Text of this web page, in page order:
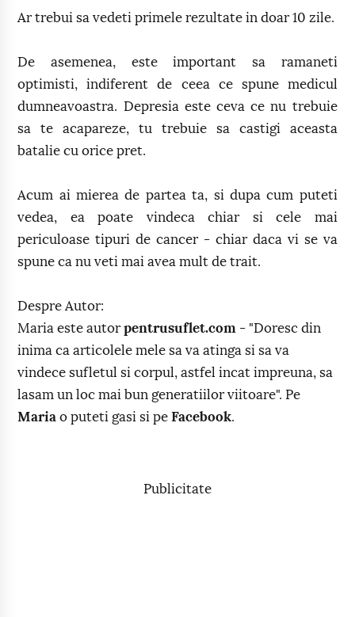
Ar trebui sa vedeti primele rezultate in doar 10 zile.
De asemenea, este important sa ramaneti
optimisti, indiferent de ceea ce spune medicul
dumneavoastra. Depresia este ceva ce nu trebuie
sa te acapareze, tu trebuie sa castigi aceasta
batalie cu orice pret.
Acum ai mierea de partea ta, si dupa cum puteti
vedea, ea poate vindeca chiar si cele mai
periculoase tipuri de cancer - chiar daca vi se va
spune ca nu veti mai avea mult de trait.
Despre Autor:
Maria este autorpentrusuflet.com - "Doresc din
inima ca articolele mele sa va atinga si sa va
vindece sufletul si corpul, astfel incat impreuna, sa
lasam un loc mai bun generatiilor viitoare". Pe
Maria o puteti gasi si peFacebook.
Publicitate